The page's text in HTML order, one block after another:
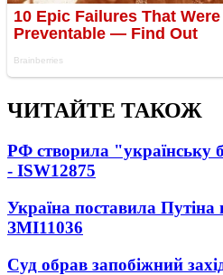
ЧИТАЙТЕ ТАКОЖ
РФ створила "українську
- ISW12875
Україна поставила
ЗМІ11036
Суд обрав запобіжний